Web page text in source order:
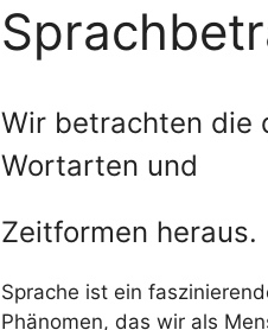
Wir betrachten die
Wortarten und
Zeitformen heraus.
Sprache ist ein
Phänomen, das wir als